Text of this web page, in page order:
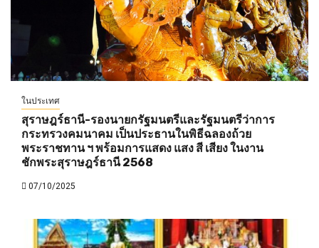
ในประเทศ
สุราษฎร์ธานี-รองนายกรัฐมนตรีและรัฐมนตรีว่าการ
กระทรวงคมนาคม เป็นประธานในพิธีฉลองถ้วย
พระราชทาน ฯ พร้อมการแสดง แสง สี เสียง ในงาน
ชักพระสุราษฎร์ธานี 2568
07/10/2025